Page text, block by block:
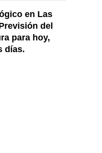
en Las
del
para hoy,
días.